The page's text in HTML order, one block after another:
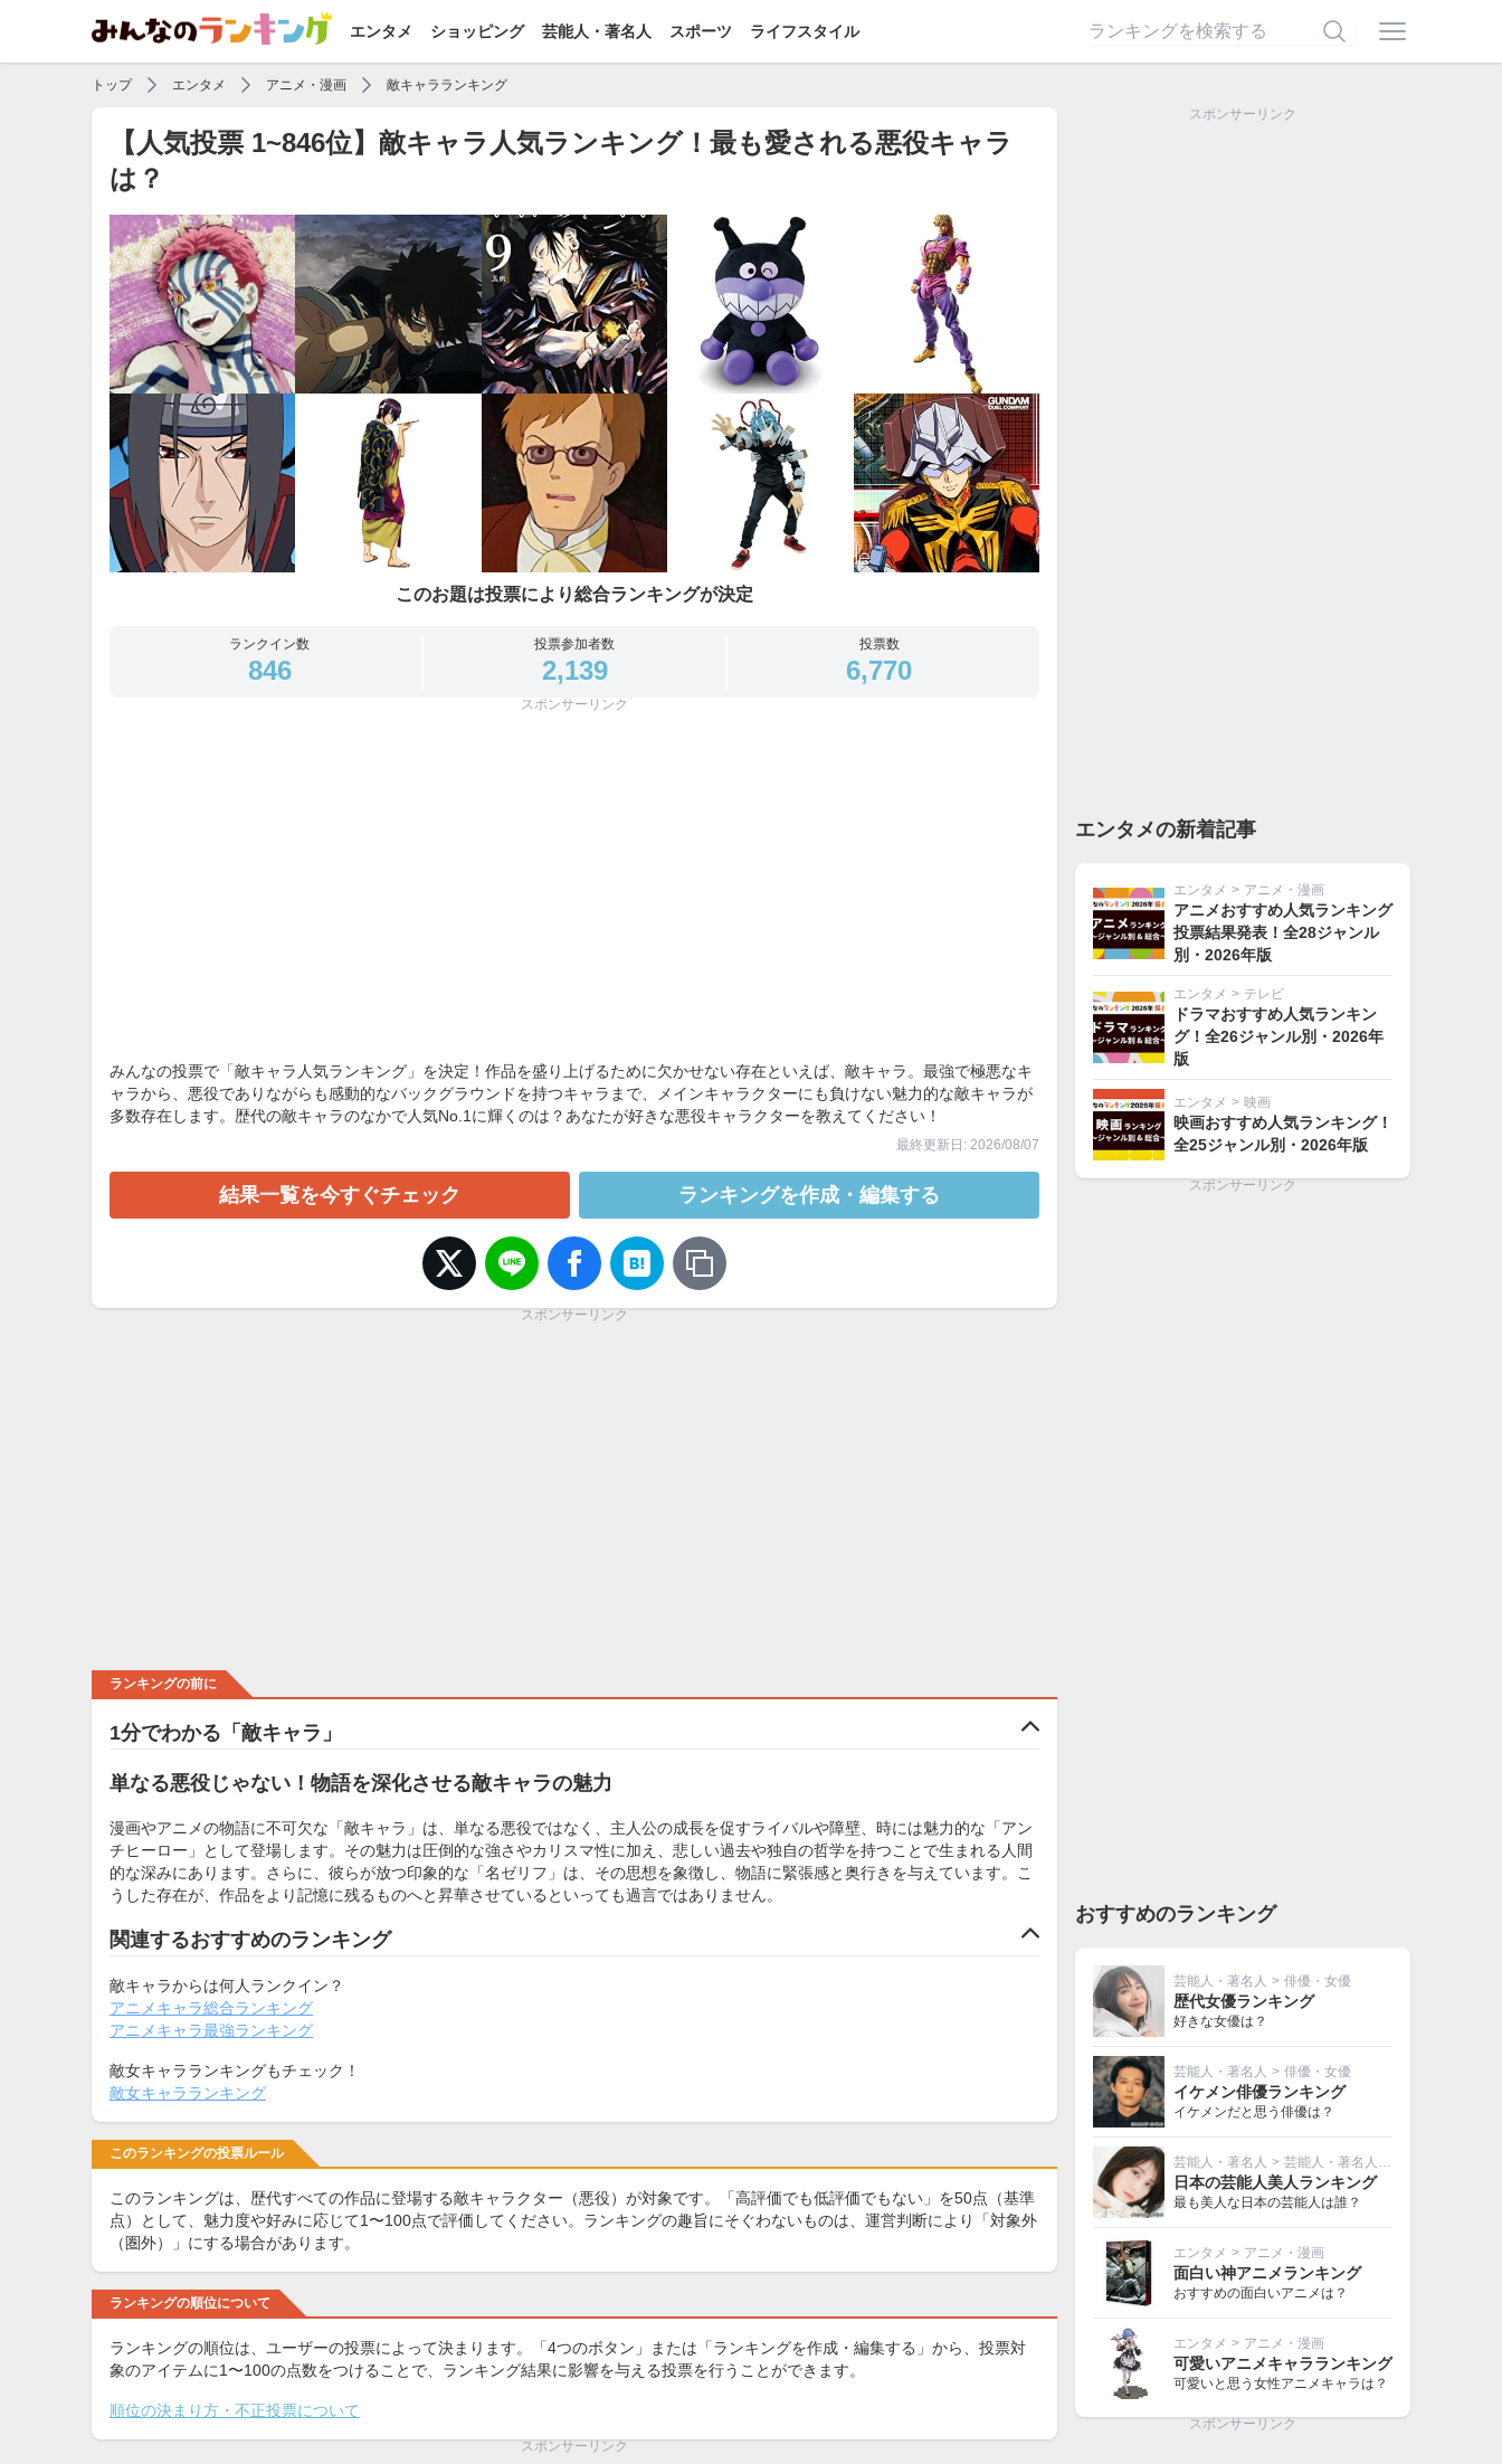
エンタメ ショッピング 芸能人・著名人 スポーツ ライフスタイル
トップ エンタメ アニメ・漫画 敵キャラランキング
【人気投票 1~846位】敵キャラ人気ランキング！最も愛される悪役キャラ
は？
このお題は投票により総合ランキングが決定
ランクイン数
846
投票参加者数
2,139
投票数
6,770
スポンサーリンク
みんなの投票で「敵キャラ人気ランキング」を決定！作品を盛り上げるために欠かせない存在といえば、敵キャラ。最強で極悪なキ
ャラから、悪役でありながらも感動的なバックグラウンドを持つキャラまで、メインキャラクターにも負けない魅力的な敵キャラが
多数存在します。歴代の敵キャラのなかで人気No.1に輝くのは？あなたが好きな悪役キャラクターを教えてください！
最終更新日: 2026/08/07
結果一覧を今すぐチェック ランキングを作成・編集する
スポンサーリンク
ランキングの前に
1分でわかる「敵キャラ」
単なる悪役じゃない！物語を深化させる敵キャラの魅力
漫画やアニメの物語に不可欠な「敵キャラ」は、単なる悪役ではなく、主人公の成長を促すライバルや障壁、時には魅力的な「アン
チヒーロー」として登場します。その魅力は圧倒的な強さやカリスマ性に加え、悲しい過去や独自の哲学を持つことで生まれる人間
的な深みにあります。さらに、彼らが放つ印象的な「名ゼリフ」は、その思想を象徴し、物語に緊張感と奥行きを与えています。こ
うした存在が、作品をより記憶に残るものへと昇華させているといっても過言ではありません。
関連するおすすめのランキング
敵キャラからは何人ランクイン？
アニメキャラ総合ランキング
アニメキャラ最強ランキング
敵女キャラランキングもチェック！
敵女キャラランキング
このランキングの投票ルール
このランキングは、歴代すべての作品に登場する敵キャラクター（悪役）が対象です。「高評価でも低評価でもない」を50点（基準
点）として、魅力度や好みに応じて1〜100点で評価してください。ランキングの趣旨にそぐわないものは、運営判断により「対象外
（圏外）」にする場合があります。
ランキングの順位について
ランキングの順位は、ユーザーの投票によって決まります。「4つのボタン」または「ランキングを作成・編集する」から、投票対
象のアイテムに1〜100の点数をつけることで、ランキング結果に影響を与える投票を行うことができます。
順位の決まり方・不正投票について
スポンサーリンク
スポンサーリンク
エンタメの新着記事
エンタメ > アニメ・漫画
アニメおすすめ人気ランキング
投票結果発表！全28ジャンル
別・2026年版
エンタメ > テレビ
ドラマおすすめ人気ランキン
グ！全26ジャンル別・2026年
版
エンタメ > 映画
映画おすすめ人気ランキング！
全25ジャンル別・2026年版
スポンサーリンク
おすすめのランキング
芸能人・著名人 > 俳優・女優
歴代女優ランキング
好きな女優は？
芸能人・著名人 > 俳優・女優
イケメン俳優ランキング
イケメンだと思う俳優は？
芸能人・著名人 > 芸能人・著名人その他
日本の芸能人美人ランキング
最も美人な日本の芸能人は誰？
エンタメ > アニメ・漫画
面白い神アニメランキング
おすすめの面白いアニメは？
エンタメ > アニメ・漫画
可愛いアニメキャラランキング
可愛いと思う女性アニメキャラは？
スポンサーリンク